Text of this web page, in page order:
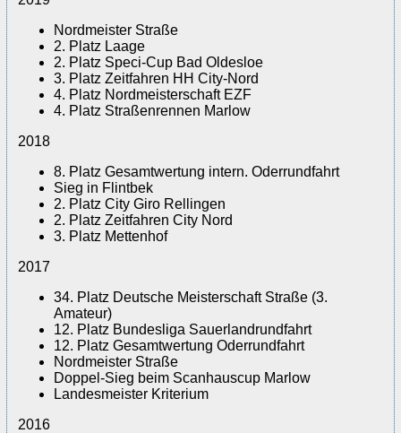
Nordmeister Straße
2. Platz Laage
2. Platz Speci-Cup Bad Oldesloe
3. Platz Zeitfahren HH City-Nord
4. Platz Nordmeisterschaft EZF
4. Platz Straßenrennen Marlow
2018
8. Platz Gesamtwertung intern. Oderrundfahrt
Sieg in Flintbek
2. Platz City Giro Rellingen
2. Platz Zeitfahren City Nord
3. Platz Mettenhof
2017
34. Platz Deutsche Meisterschaft Straße (3.
Amateur)
12. Platz Bundesliga Sauerlandrundfahrt
12. Platz Gesamtwertung Oderrundfahrt
Nordmeister Straße
Doppel-Sieg beim Scanhauscup Marlow
Landesmeister Kriterium
2016